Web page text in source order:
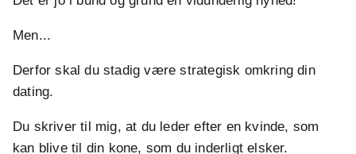
Men...
Derfor skal du stadig være strategisk omkring din
dating.
Du skriver til mig, at du leder efter en kvinde, som
kan blive til din kone, som du inderligt elsker.